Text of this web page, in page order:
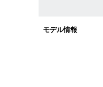
モデル情報